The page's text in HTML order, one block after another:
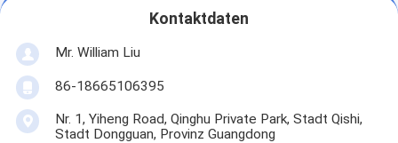
Kontaktdaten
Mr. William Liu
86-18665106395
Nr. 1, Yiheng Road, Qinghu Private Park, Stadt Qishi,
Stadt Dongguan, Provinz Guangdong